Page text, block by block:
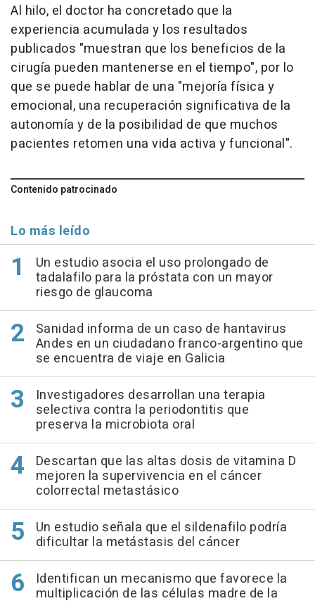
Al hilo, el doctor ha concretado que la
experiencia acumulada y los resultados
publicados "muestran que los beneficios de la
cirugía pueden mantenerse en el tiempo", por lo
que se puede hablar de una "mejoría física y
emocional, una recuperación significativa de la
autonomía y de la posibilidad de que muchos
pacientes retomen una vida activa y funcional".
Contenido patrocinado
Lo más leído
Un estudio asocia el uso prolongado de
tadalafilo para la próstata con un mayor
riesgo de glaucoma
Sanidad informa de un caso de hantavirus
Andes en un ciudadano franco-argentino que
se encuentra de viaje en Galicia
Investigadores desarrollan una terapia
selectiva contra la periodontitis que
preserva la microbiota oral
Descartan que las altas dosis de vitamina D
mejoren la supervivencia en el cáncer
colorrectal metastásico
Un estudio señala que el sildenafilo podría
dificultar la metástasis del cáncer
Identifican un mecanismo que favorece la
multiplicación de las células madre de la